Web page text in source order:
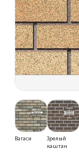
Вагаси
Зрелый
каштан